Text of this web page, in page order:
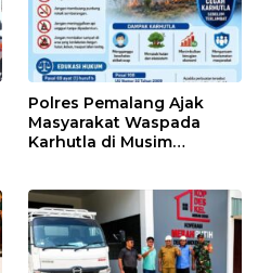
Polres Pemalang Ajak
Masyarakat Waspada
Karhutla di Musim